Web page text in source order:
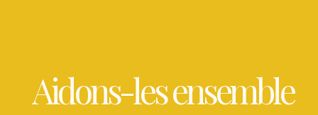
Aidons-les ensemble